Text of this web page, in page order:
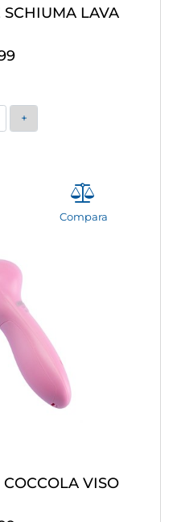
LAVA
Compara
VISO